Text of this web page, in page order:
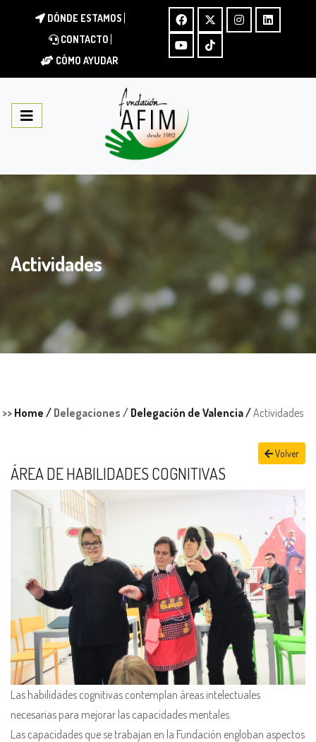
DÓNDE ESTAMOS
CONTACTO
CÓMO AYUDAR
Actividades
>> Home / Delegaciones / Delegación de Valencia /Actividades
Volver
ÁREA DE HABILIDADES COGNITIVAS
Las habilidades cognitivas contemplan áreas intelectuales
necesarias para mejorar las capacidades mentales.
Las capacidades que se trabajan en la Fundación engloban aspectos